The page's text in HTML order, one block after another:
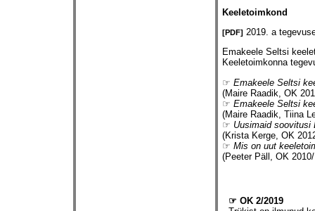
Keeletoimkond
[PDF] 2019. a
Emakeele Seltsi
Keeletoimkonna
☞Emakeele Seltsi
(Maire Raadik, OK
☞Emakeele Seltsi
(Maire Raadik, Tiina
☞ Uusimaid soovitusi
(Krista Kerge, OK
☞Mis on uut
(Peeter Päll, OK
☞ OK 2/2019